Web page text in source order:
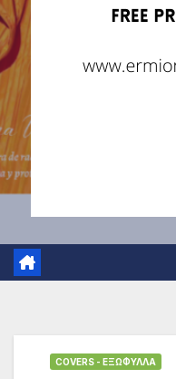
COVERS - ΕΞΏΦΥΛΛΑ